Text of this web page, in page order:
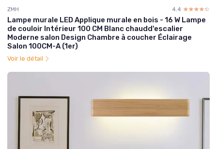
ZMH 4.4 ☆☆☆☆☆
★★★★★
Lampe murale LED Applique murale en bois - 16 W Lampe
de couloir Intérieur 100 CM Blanc chaudd'escalier
Moderne salon Design Chambre à coucher Éclairage
Salon 100CM-A (1er)
Voir le détail